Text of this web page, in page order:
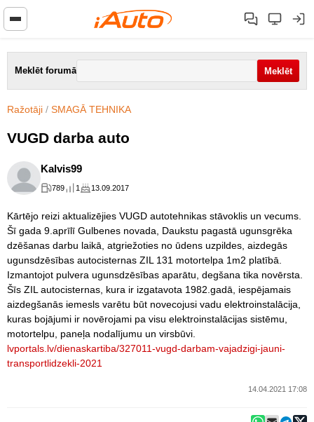
Meklēt forumā
Ražotāji / SMAGĀ TEHNIKA
VUGD darba auto
Kalvis99
789 1 13.09.2017
Kārtējo reizi aktualizējies VUGD autotehnikas stāvoklis un vecums.
Šī gada 9.aprīlī Gulbenes novada, Daukstu pagastā ugunsgrēka
dzēšanas darbu laikā, atgriežoties no ūdens uzpildes, aizdegās
ugunsdzēsības autocisternas ZIL 131 motortelpa 1m2 platībā.
Izmantojot pulvera ugunsdzēsības aparātu, degšana tika novērsta.
Šīs ZIL autocisternas, kura ir izgatavota 1982.gadā, iespējamais
aizdegšanās iemesls varētu būt novecojusi vadu elektroinstalācija,
kuras bojājumi ir novērojami pa visu elektroinstalācijas sistēmu,
motortelpu, paneļa nodalījumu un virsbūvi.
lvportals.lv/dienaskartiba/327011-vugd-darbam-vajadzigi-jauni-
transportlidzekli-2021
14.04.2021 17:08